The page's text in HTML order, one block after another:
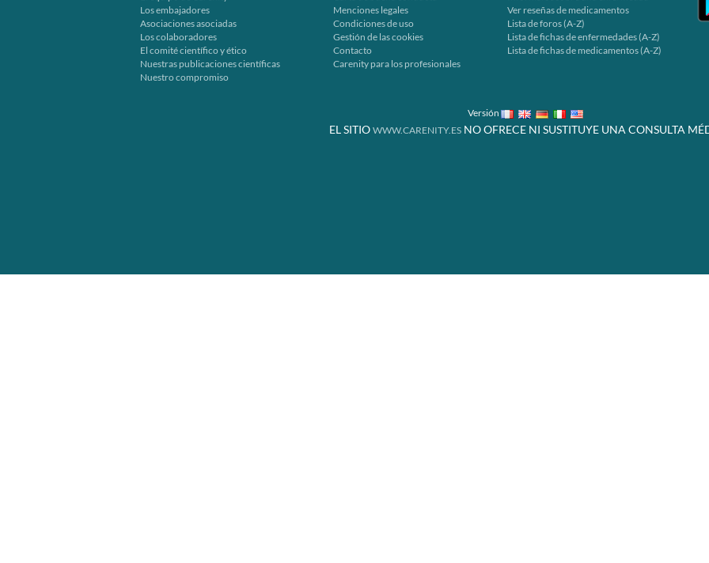
Los embajadores
Asociaciones asociadas
Los colaboradores
El comité científico y ético
Nuestras publicaciones científicas
Nuestro compromiso
Menciones legales
Condiciones de uso
Gestión de las cookies
Contacto
Carenity para los profesionales
Ver reseñas de medicamentos
Lista de foros (A-Z)
Lista de fichas de enfermedades (A-Z)
Lista de fichas de medicamentos (A-Z)
Versión
EL SITIO WWW.CARENITY.ES NO OFRECE NI SUSTITUYE UNA CONSULTA